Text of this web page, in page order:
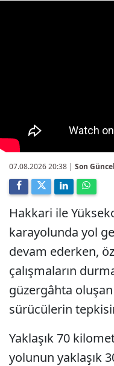
07.08.2026 20:38 | Son
Hakkari ile
karayolunda yol
devam ederken,
çalışmaların
güzergâhta
sürücülerin
Yaklaşık 70
yolunun yaklaşık